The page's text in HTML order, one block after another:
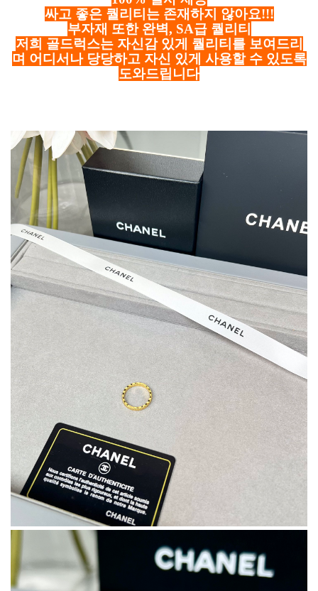
싸고 좋은 퀄리티는 존재하지 않아요!!!
부자재 또한 완벽, SA급 퀄리티
저희 골드럭스는 자신감 있게 퀄리티를 보여드리
며 어디서나 당당하고 자신 있게 사용할 수 있도록
도와드립니다